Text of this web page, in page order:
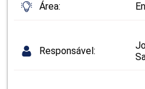
Área:
Responsável: